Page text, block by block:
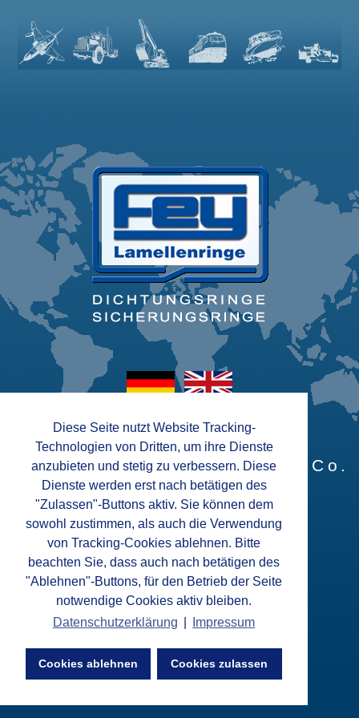
Diese Seite nutzt Website Tracking-
Technologien von Dritten, um ihre Dienste
anzubieten und stetig zu verbessern. Diese
Dienste werden erst nach betätigen des
"Zulassen"-Buttons aktiv. Sie können dem
sowohl zustimmen, als auch die Verwendung
von Tracking-Cookies ablehnen. Bitte
beachten Sie, dass auch nach betätigen des
"Ablehnen"-Buttons, für den Betrieb der Seite
notwendige Cookies aktiv bleiben.
Datenschutzerklärung
Impressum
Cookies ablehnen Cookies zulassen
Fey Lamellenringe GmbH & Co.
KG